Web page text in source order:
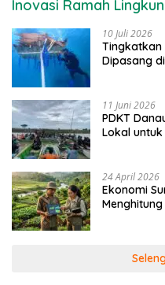
Inovasi Ramah
10 Juli 2026
Tingkatkan
Dipasang
11 Juni 2026
PDKT
Lokal
24 April 2026
Ekonomi